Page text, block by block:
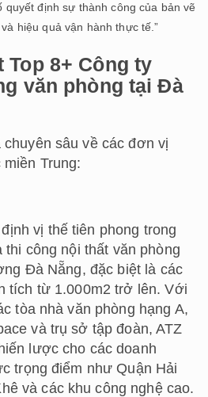
quyết định sự thành công của bản vẽ
hiệu quả vận hành thực tế.”
Top 8+ Công ty
văn phòng tại Đà
sâu về các đơn vị
Trung:
vị thế tiên phong trong
thi công nội thất văn phòng
Đà Nẵng, đặc biệt là các
tích từ 1.000m2 trở lên. Với
tòa nhà văn phòng hạng A,
và trụ sở tập đoàn, ATZ
lược cho các doanh
trọng điểm như Quận Hải
và các khu công nghệ cao.